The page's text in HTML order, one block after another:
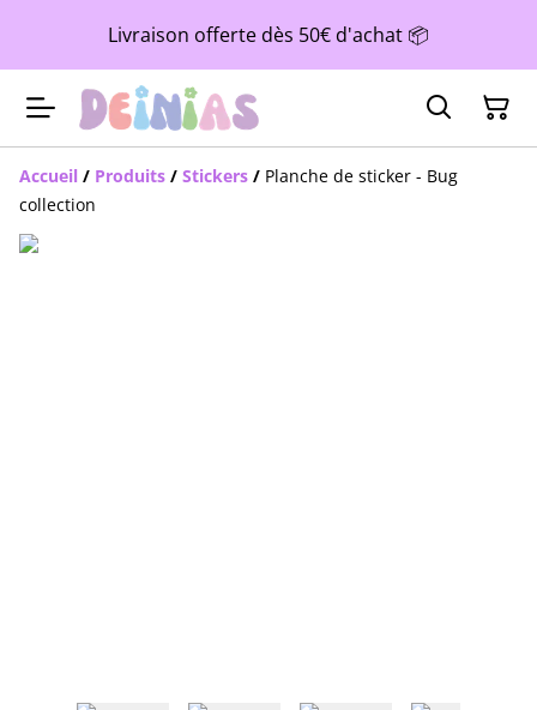
Livraison offerte dès 50€ d'achat 📦
Accueil / Produits / Stickers / Planche de sticker - Bug
collection